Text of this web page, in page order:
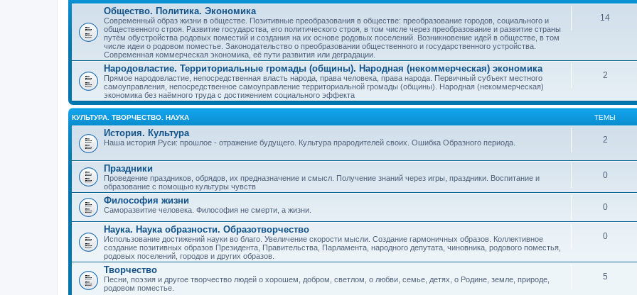
Общество. Политика. Экономика
Современный образ жизни в обществе. Позитивные преобразования в обществе: преобразование городов, социального и
общественного строя. Развитие государства, его политического строя, в том числе через преобразование и развитие страны
путём обустройства родовых поместий и создания на их основе родовых поселений. Возникновение идей в обществе, в том
числе идеи о родовом поместье. Законодательство о преобразовании общественного и государственного устройства.
Современная коммерческая экономика, её пути развития или деградации.
14
Народовластие. Территориальные громады (общины). Народная (некоммерческая) экономика
Прямое народовластие, непосредственная власть народа, права человека, права народа. Первичный субъект местного
самоуправления, непосредственное самоуправление территориальной громады (общины). Народная (некоммерческая)
экономика без наёмного труда с достижением социального эффекта
2
КУЛЬТУРА. ТВОРЧЕСТВО. НАУКА ТЕМЫ
История. Культура
Наша история Руси: прошлое - отражение будущего. Культура прародителей своих. Ошибка Образного периода. 2
Праздники
Проведение праздников, обрядов, их предназначение и смысл. Получение знаний через игры, праздники. Воспитание и
образование с помощью культуры чувств
0
Философия жизни
Саморазвитие человека. Философия не смерти, а жизни. 0
Наука. Наука образности. Образотворчество
Использование достижений науки во благо. Увеличение скорости мысли. Создание гармоничных образов. Коллективное
создание позитивных образов Президента, Правительства, Парламента, народного депутата, чиновника, родового поместья,
родовых поселений, городов и других образов.
0
Творчество
Песни, поэзия и другое творчество людей о хорошем, добром, светлом, о любви, семье, детях, о Родине, земле, природе,
родовом поместье.
5